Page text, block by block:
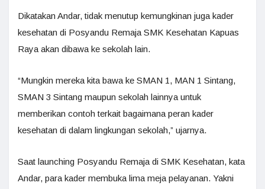
Dikatakan Andar, tidak menutup kemungkinan juga kader
kesehatan di Posyandu Remaja SMK Kesehatan Kapuas
Raya akan dibawa ke sekolah lain.
“Mungkin mereka kita bawa ke SMAN 1, MAN 1 Sintang,
SMAN 3 Sintang maupun sekolah lainnya untuk
memberikan contoh terkait bagaimana peran kader
kesehatan di dalam lingkungan sekolah,” ujarnya.
Saat launching Posyandu Remaja di SMK Kesehatan, kata
Andar, para kader membuka lima meja pelayanan. Yakni